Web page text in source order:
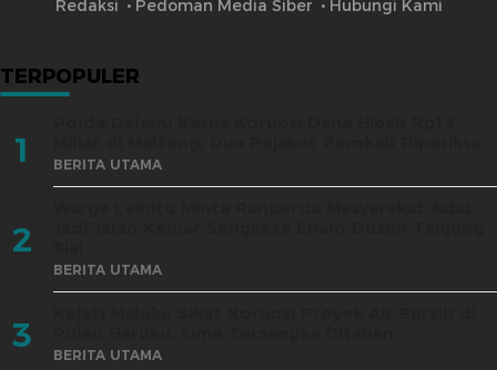
Redaksi Pedoman Media Siber Hubungi Kami
TERPOPULER
1 BERITA UTAMA
2
BERITA UTAMA
3 BERITA UTAMA